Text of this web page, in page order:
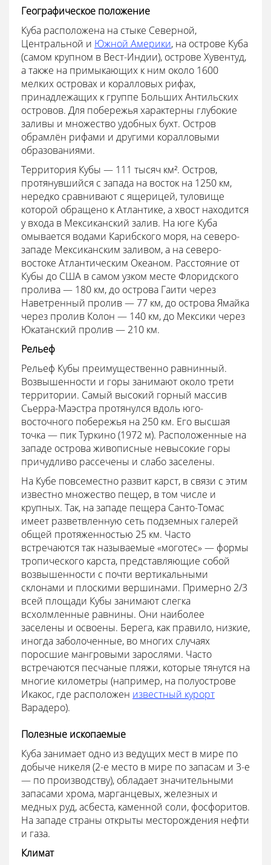
Географическое положение
Куба расположена на стыке Северной,
Центральной и Южной Америки, на острове Куба
(самом крупном в Вест-Индии), острове Хувентуд,
а также на примыкающих к ним около 1600
мелких островах и коралловых рифах,
принадлежащих к группе Больших Антильских
островов. Для побережья характерны глубокие
заливы и множество удобных бухт. Остров
обрамлён рифами и другими коралловыми
образованиями.
Территория Кубы — 111 тысяч км². Остров,
протянувшийся с запада на восток на 1250 км,
нередко сравнивают с ящерицей, туловище
которой обращено к Атлантике, а хвост находится
у входа в Мексиканский залив. На юге Куба
омывается водами Карибского моря, на северо-
западе Мексиканским заливом, а на северо-
востоке Атлантическим Океаном. Расстояние от
Кубы до США в самом узком месте Флоридского
пролива — 180 км, до острова Гаити через
Наветренный пролив — 77 км, до острова Ямайка
через пролив Колон — 140 км, до Мексики через
Юкатанский пролив — 210 км.
Рельеф
Рельеф Кубы преимущественно равнинный.
Возвышенности и горы занимают около трети
территории. Самый высокий горный массив
Сьерра-Маэстра протянулся вдоль юго-
восточного побережья на 250 км. Его высшая
точка — пик Туркино (1972 м). Расположенные на
западе острова живописные невысокие горы
причудливо рассечены и слабо заселены.
На Кубе повсеместно развит карст, в связи с этим
известно множество пещер, в том числе и
крупных. Так, на западе пещера Санто-Томас
имеет разветвленную сеть подземных галерей
общей протяженностью 25 км. Часто
встречаются так называемые «моготес» — формы
тропического карста, представляющие собой
возвышенности с почти вертикальными
склонами и плоскими вершинами. Примерно 2/3
всей площади Кубы занимают слегка
всхолмленные равнины. Они наиболее
заселены и освоены. Берега, как правило, низкие,
иногда заболоченные, во многих случаях
поросшие мангровыми зарослями. Часто
встречаются песчаные пляжи, которые тянутся на
многие километры (например, на полуострове
Икакос, где расположен известный курорт
Варадеро).
Полезные ископаемые
Куба занимает одно из ведущих мест в мире по
добыче никеля (2-е место в мире по запасам и 3-е
— по производству), обладает значительными
запасами хрома, марганцевых, железных и
медных руд, асбеста, каменной соли, фосфоритов.
На западе страны открыты месторождения нефти
и газа.
Климат